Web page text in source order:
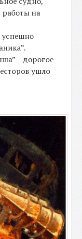
на
успешно
– дорогое
ушло